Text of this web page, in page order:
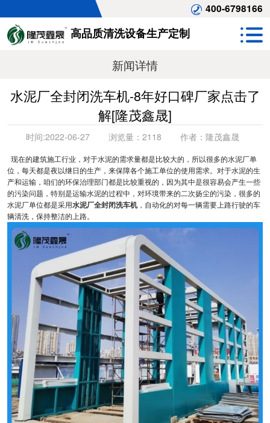
400-6798166
高品质清洗设备生产定制
新闻详情
水泥厂全封闭洗车机-8年好口碑厂家点击了
解[隆茂鑫晟]
时间:2022-06-27 浏览量： 2118 作者： 隆茂鑫晟
现在的建筑施工行业，对于水泥的需求量都是比较大的，所以很多的水泥厂单
位，每天都是夜以继日的生产，来保障各个施工单位的使用需求。对于水泥的生
产和运输，咱们的环保治理部门都是比较重视的，因为其中是很容易会产生一些
的污染问题，特别是运输水泥的过程中，对环境带来的二次扬尘的污染，很多的
水泥厂单位都是采用水泥厂全封闭洗车机，自动化的对每一辆需要上路行驶的车
辆清洗，保持整洁的上路。